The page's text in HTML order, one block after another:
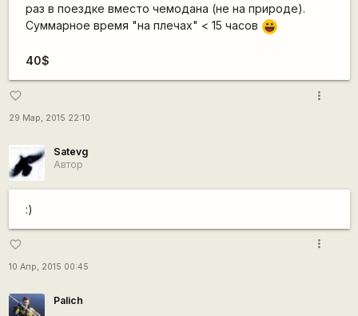
раз в поездке вместо чемодана (не на природе).
Суммарное время "на плечах" < 15 часов |-))
40$
favorite_border
29 Мар, 2015 22:10
more_vert
Satevg
Автор
:)
favorite_border
10 Апр, 2015 00:45
more_vert
Palich